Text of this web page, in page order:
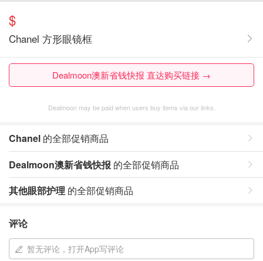
$
Chanel 方形眼镜框
Dealmoon澳新省钱快报 直达购买链接 →
Dealmoon may be paid when users buy items via our links.
Chanel 的全部促销商品
Dealmoon澳新省钱快报 的全部促销商品
其他眼部护理 的全部促销商品
评论
暂无评论，打开App写评论